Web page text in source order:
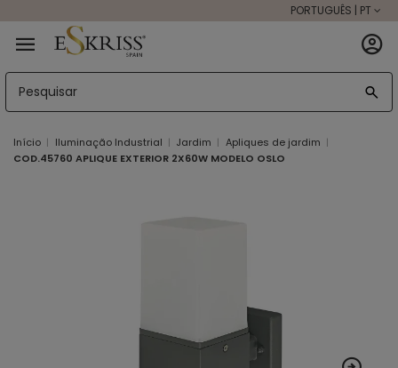
PORTUGUÊS | PT
Início Iluminação Industrial Jardim
Apliques de jardim
COD.45760 APLIQUE EXTERIOR 2X60W MODELO OSLO